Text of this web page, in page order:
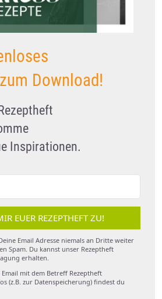
Download!
Inspirationen.
EUER REZEPTHEFT ZU!
Email Adresse niemals an Dritte weiter
Spam. Du kannst unser Rezeptheft
erhalten.
mit dem Betreff Rezeptheft
(z.B. zur Datenspeicherung) findest du